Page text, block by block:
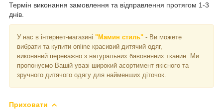
Термін виконання замовлення та відправлення протягом 1-3
днів.
У нас в інтернет-магазині "Мамин стиль" - Ви можете
вибрати та купити online красивий дитячий одяг,
виконаний переважно з натуральних бавовняних тканин. Ми
пропонуємо Вашій увазі широкий асортимент якісного та
зручного дитячого одягу для найменших діточок.
Приховати